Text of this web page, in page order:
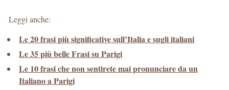
Leggi anche:
Le 20 frasi più significative sull’Italia e sugli italiani
Le 35 più belle Frasi su Parigi
Le 10 frasi che non sentirete mai pronunciare da un
Italiano a Parigi